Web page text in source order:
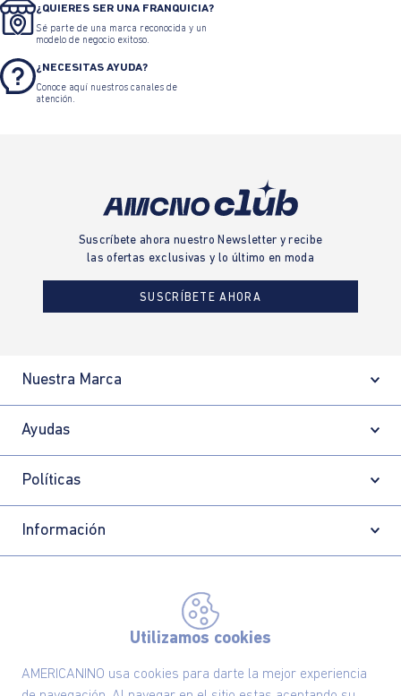
Utilizamos cookies
AMERICANINO usa cookies para darte la mejor experiencia
¿QUIERES SER UNA FRANQUICIA?
Sé parte de una marca reconocida y un
modelo de negocio exitoso.
¿NECESITAS AYUDA?
Conoce aquí nuestros canales de
atención.
Suscríbete ahora nuestro Newsletter y recibe
las ofertas exclusivas y lo último en moda
SUSCRÍBETE AHORA
Nuestra Marca
Ayudas
Políticas
Información